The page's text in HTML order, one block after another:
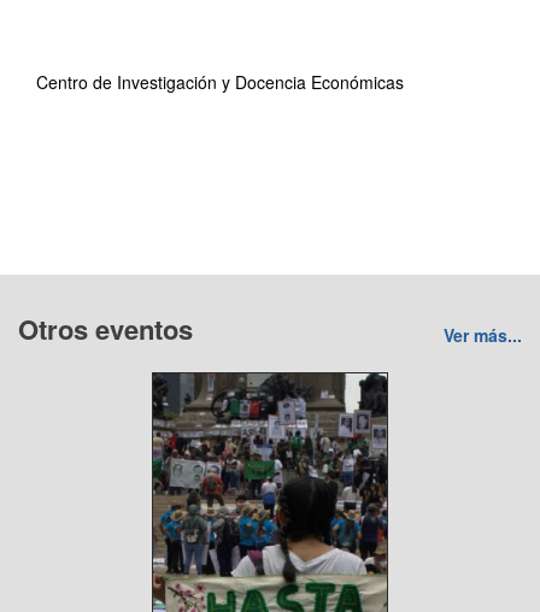
Centro de Investigación y Docencia Económicas
Otros eventos Ver más...